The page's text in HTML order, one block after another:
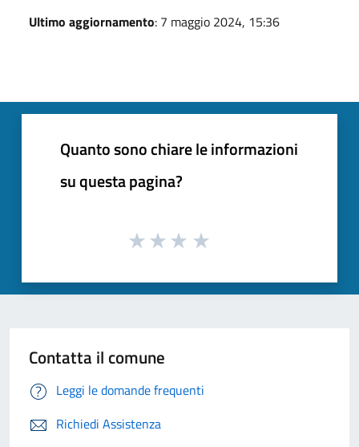
Ultimo aggiornamento: 7 maggio 2024, 15:36
Quanto sono chiare le informazioni
su questa pagina?
Contatta il comune
Leggi le domande frequenti
Richiedi Assistenza